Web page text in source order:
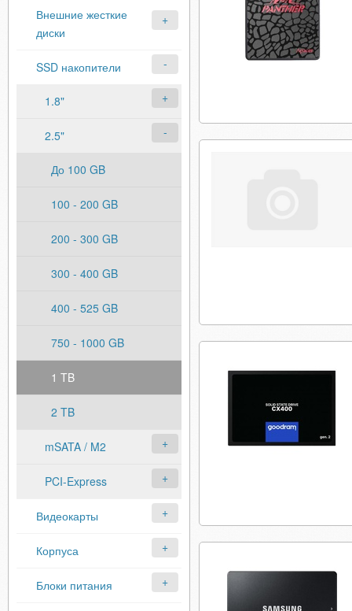
Внешние жесткие
диски
SSD накопители
1.8"
2.5"
До 100 GB
100 - 200 GB
200 - 300 GB
300 - 400 GB
400 - 525 GB
750 - 1000 GB
1 TB
2 TB
mSATA / M2
PCI-Express
Видеокарты
Корпуса
Блоки питания